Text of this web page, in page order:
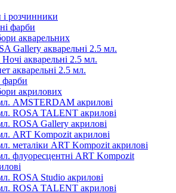
розчинники
фарби
акварельних
Gallery акварельні 2.5 мл.
Ночі акварельні 2.5 мл.
акварельні 2.5 мл.
фарби
акрилових
AMSTERDAM акрилові
ROSA TALENT акрилові
ROSA Gallery акрилові
ART Kompozit акрилові
металіки ART Kompozit акрилові
флуоресцентні ART Kompozit
ROSA Studio акрилові
ROSA TALENT акрилові